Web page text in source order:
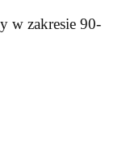
w zakresie 90-